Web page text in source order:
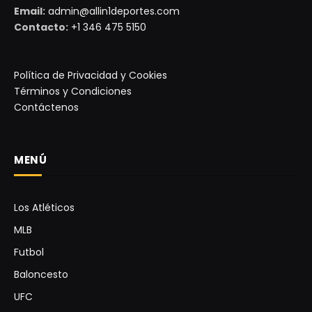
Email: admin@allin1deportes.com
Contacto: +1 346 475 5150
Política de Privacidad y Cookies
Términos y Condiciones
Contáctenos
MENÚ
Los Atléticos
MLB
Futbol
Baloncesto
UFC